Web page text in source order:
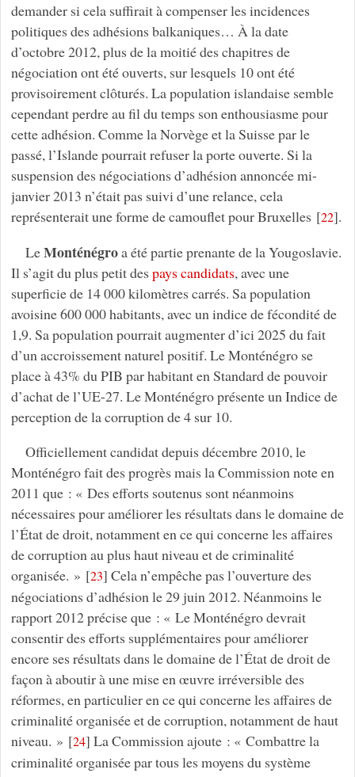
demander si cela suffirait à compenser les incidences
politiques des adhésions balkaniques… À la date
d’octobre 2012, plus de la moitié des chapitres de
négociation ont été ouverts, sur lesquels 10 ont été
provisoirement clôturés. La population islandaise semble
cependant perdre au fil du temps son enthousiasme pour
cette adhésion. Comme la Norvège et la Suisse par le
passé, l’Islande pourrait refuser la porte ouverte. Si la
suspension des négociations d’adhésion annoncée mi-
janvier 2013 n’était pas suivi d’une relance, cela
représenterait une forme de camouflet pour Bruxelles [22].
LeMonténégroa été partie prenante de la Yougoslavie.
Il s’agit du plus petit des pays candidats, avec une
superficie de 14 000 kilomètres carrés. Sa population
avoisine 600 000 habitants, avec un indice de fécondité de
1,9. Sa population pourrait augmenter d’ici 2025 du fait
d’un accroissement naturel positif. Le Monténégro se
place à 43% du PIB par habitant en Standard de pouvoir
d’achat de l’UE-27. Le Monténégro présente un Indice de
perception de la corruption de 4 sur 10.
Officiellement candidat depuis décembre 2010, le
Monténégro fait des progrès mais la Commission note en
2011 que : « Des efforts soutenus sont néanmoins
nécessaires pour améliorer les résultats dans le domaine de
l’État de droit, notamment en ce qui concerne les affaires
de corruption au plus haut niveau et de criminalité
organisée. » [23] Cela n’empêche pas l’ouverture des
négociations d’adhésion le 29 juin 2012. Néanmoins le
rapport 2012 précise que : « Le Monténégro devrait
consentir des efforts supplémentaires pour améliorer
encore ses résultats dans le domaine de l’État de droit de
façon à aboutir à une mise en œuvre irréversible des
réformes, en particulier en ce qui concerne les affaires de
criminalité organisée et de corruption, notamment de haut
niveau. » [24] La Commission ajoute : « Combattre la
criminalité organisée par tous les moyens du système